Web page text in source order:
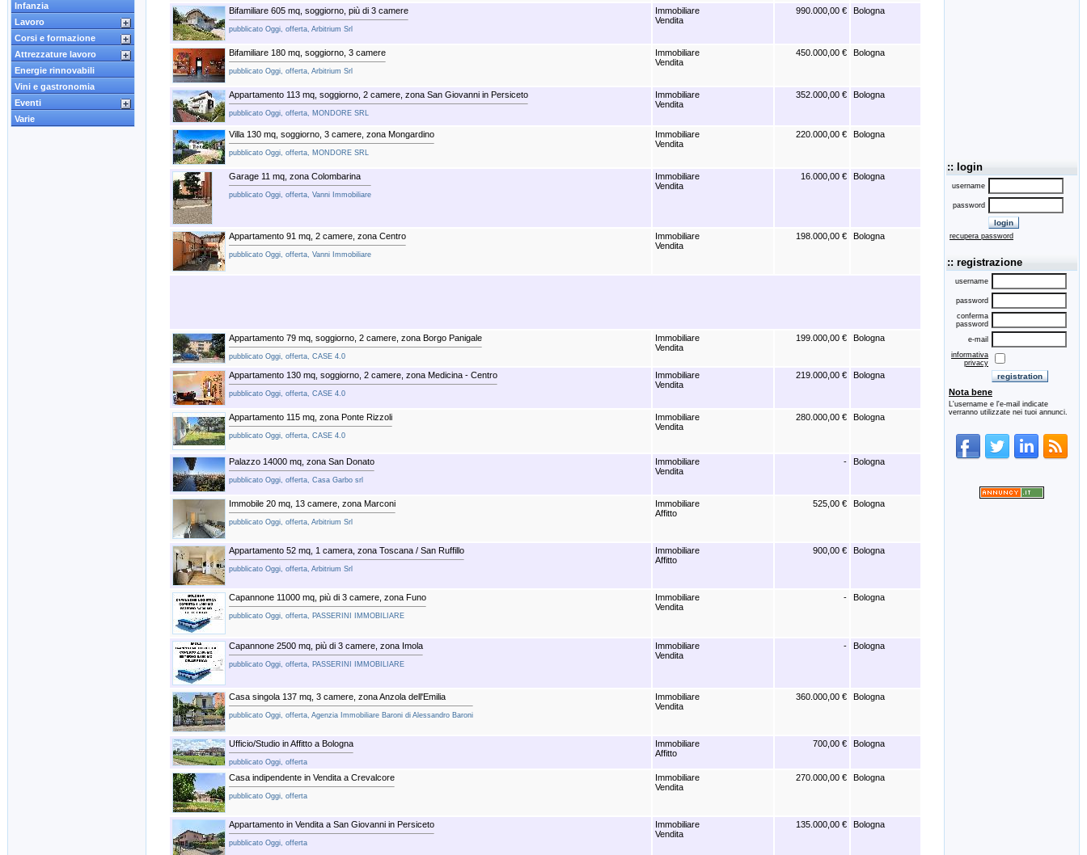
Infanzia
Lavoro
Corsi e formazione
Attrezzature lavoro
Energie rinnovabili
Vini e gastronomia
Eventi
Varie
Bifamiliare 605 mq, soggiorno, più di 3 camere
pubblicato Oggi, offerta, Arbitrium Srl
Immobiliare
Vendita
990.000,00 € Bologna
Bifamiliare 180 mq, soggiorno, 3 camere
pubblicato Oggi, offerta, Arbitrium Srl
Immobiliare
Vendita
450.000,00 € Bologna
Appartamento 113 mq, soggiorno, 2 camere, zona San Giovanni in Persiceto
pubblicato Oggi, offerta, MONDORE SRL
Immobiliare
Vendita
352.000,00 € Bologna
Villa 130 mq, soggiorno, 3 camere, zona Mongardino
pubblicato Oggi, offerta, MONDORE SRL
Immobiliare
Vendita
220.000,00 € Bologna
Garage 11 mq, zona Colombarina
pubblicato Oggi, offerta, Vanni Immobiliare
Immobiliare
Vendita
16.000,00 € Bologna
Appartamento 91 mq, 2 camere, zona Centro
pubblicato Oggi, offerta, Vanni Immobiliare
Immobiliare
Vendita
198.000,00 € Bologna
Appartamento 79 mq, soggiorno, 2 camere, zona Borgo Panigale
pubblicato Oggi, offerta, CASE 4.0
Immobiliare
Vendita
199.000,00 € Bologna
Appartamento 130 mq, soggiorno, 2 camere, zona Medicina - Centro
pubblicato Oggi, offerta, CASE 4.0
Immobiliare
Vendita
219.000,00 € Bologna
Appartamento 115 mq, zona Ponte Rizzoli
pubblicato Oggi, offerta, CASE 4.0
Immobiliare
Vendita
280.000,00 € Bologna
Palazzo 14000 mq, zona San Donato
pubblicato Oggi, offerta, Casa Garbo srl
Immobiliare
Vendita
- Bologna
Immobile 20 mq, 13 camere, zona Marconi
pubblicato Oggi, offerta, Arbitrium Srl
Immobiliare
Affitto
525,00 € Bologna
Appartamento 52 mq, 1 camera, zona Toscana / San Ruffillo
pubblicato Oggi, offerta, Arbitrium Srl
Immobiliare
Affitto
900,00 € Bologna
Capannone 11000 mq, più di 3 camere, zona Funo
pubblicato Oggi, offerta, PASSERINI IMMOBILIARE
Immobiliare
Vendita
- Bologna
Capannone 2500 mq, più di 3 camere, zona Imola
pubblicato Oggi, offerta, PASSERINI IMMOBILIARE
Immobiliare
Vendita
- Bologna
Casa singola 137 mq, 3 camere, zona Anzola dell'Emilia
pubblicato Oggi, offerta, Agenzia Immobiliare Baroni di Alessandro Baroni
Immobiliare
Vendita
360.000,00 € Bologna
Ufficio/Studio in Affitto a Bologna
pubblicato Oggi, offerta
Immobiliare
Affitto
700,00 € Bologna
Casa indipendente in Vendita a Crevalcore
pubblicato Oggi, offerta
Immobiliare
Vendita
270.000,00 € Bologna
Appartamento in Vendita a San Giovanni in Persiceto
pubblicato Oggi, offerta
Immobiliare
Vendita
135.000,00 € Bologna
:: login
username
password
recupera password
:: registrazione
username
password
conferma
password
e-mail
informativa
privacy
Nota bene
L'username e l'e-mail indicate
verranno utilizzate nei tuoi annunci.